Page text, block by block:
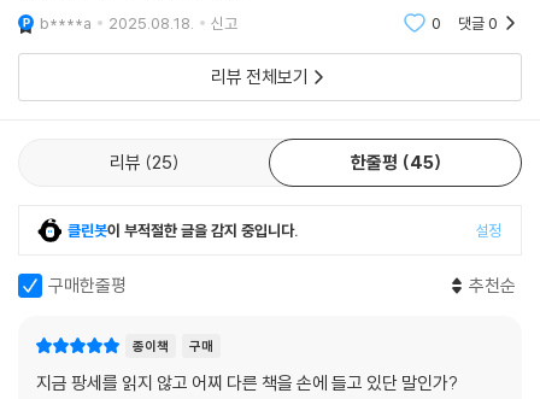
b****a 2025.08.18. 신고 0 댓글0
리뷰 전체보기
리뷰 25 한줄평 45
클린봇이 부적절한 글을 감지 중입니다. 설정
구매한줄평 추천순
종이책 구매
지금 팡세를 읽지 않고 어찌 다른 책을 손에 들고 있단 말인가?